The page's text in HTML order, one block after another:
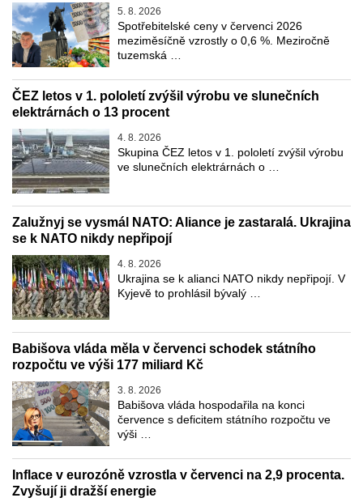
5. 8. 2026
Spotřebitelské ceny v červenci 2026
meziměsíčně vzrostly o 0,6 %. Meziročně
tuzemská …
ČEZ letos v 1. pololetí zvýšil výrobu ve slunečních
elektrárnách o 13 procent
4. 8. 2026
Skupina ČEZ letos v 1. pololetí zvýšil výrobu
ve slunečních elektrárnách o …
Zalužnyj se vysmál NATO: Aliance je zastaralá. Ukrajina
se k NATO nikdy nepřipojí
4. 8. 2026
Ukrajina se k alianci NATO nikdy nepřipojí. V
Kyjevě to prohlásil bývalý …
Babišova vláda měla v červenci schodek státního
rozpočtu ve výši 177 miliard Kč
3. 8. 2026
Babišova vláda hospodařila na konci
července s deficitem státního rozpočtu ve
výši …
Inflace v eurozóně vzrostla v červenci na 2,9 procenta.
Zvyšují ji dražší energie